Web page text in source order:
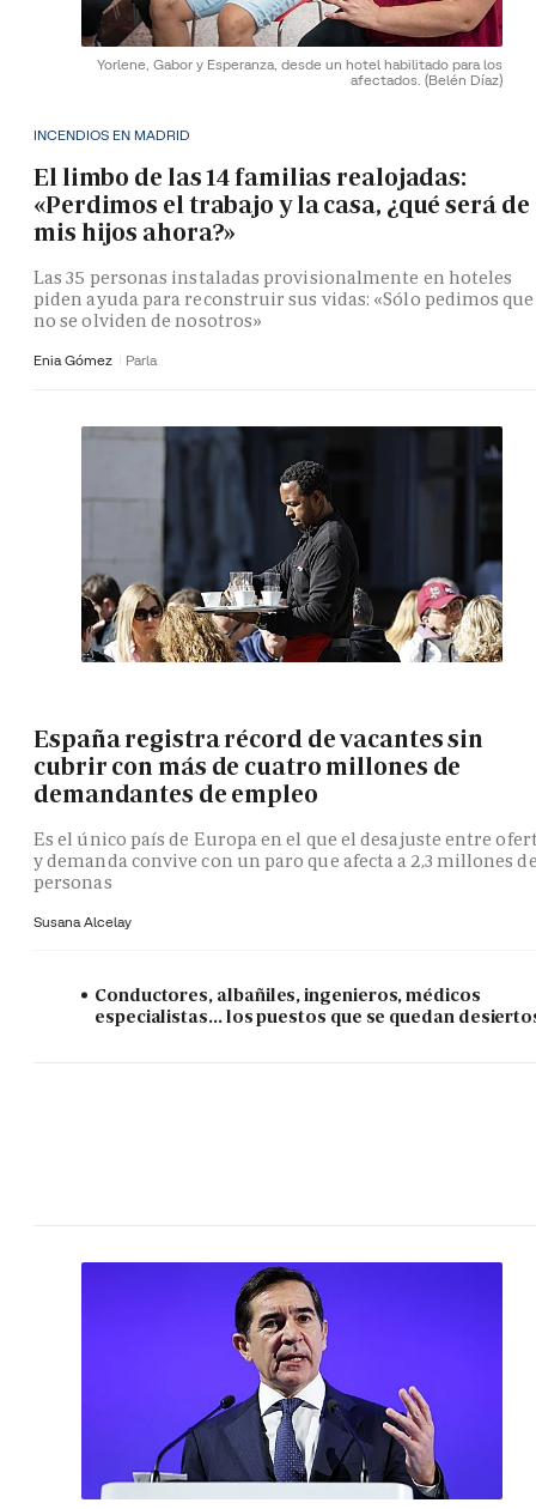
Yorlene, Gabor y Esperanza, desde un hotel habilitado para los
afectados. (Belén Díaz)
INCENDIOS EN MADRID
El limbo de las 14 familias realojadas:
«Perdimos el trabajo y la casa, ¿qué será de
mis hijos ahora?»
Las 35 personas instaladas provisionalmente en hoteles
piden ayuda para reconstruir sus vidas: «Sólo pedimos que
no se olviden de nosotros»
Enia Gómez Parla
España registra récord de vacantes sin
cubrir con más de cuatro millones de
demandantes de empleo
Es el único país de Europa en el que el desajuste entre
y demanda convive con un paro que afecta a 2,3 millones
personas
Susana Alcelay
Conductores, albañiles, ingenieros, médicos
especialistas... los puestos que se quedan